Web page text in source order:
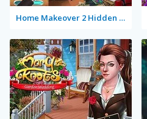
Home Makeover 2 Hidden Object